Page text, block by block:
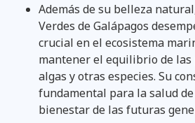
Además de su belleza
Verdes de Galápagos
crucial en el ecosistema
mantener el equilibrio de las
algas y otras especies. Su
fundamental para la salud de
bienestar de las futuras